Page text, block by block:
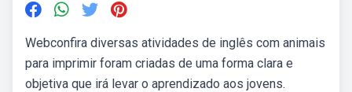
Webconfira diversas atividades de inglês com animais
para imprimir foram criadas de uma forma clara e
objetiva que irá levar o aprendizado aos jovens.